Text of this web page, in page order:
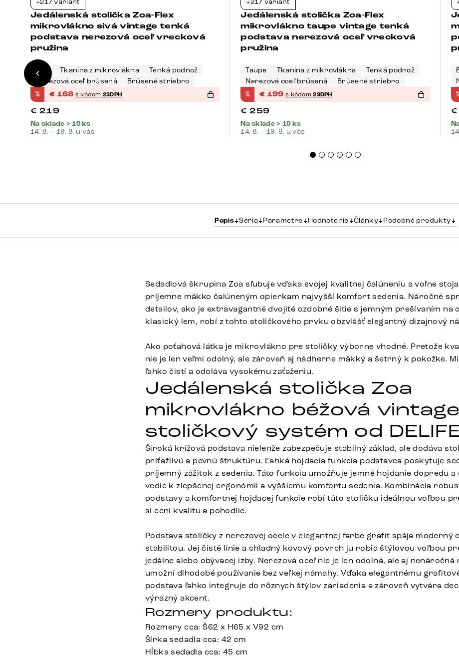
+217 variant
Jedálenská stolička Zoa-Flex
mikrovlákno sivá vintage tenká
podstava nerezová oceľ vrecková
pružina
Sivá Tkanina z mikrovlákna
Tenká podnož
Nerezová oceľ brúsená
Brúsené striebro
% € 168 s kódom 23DPH
€ 219
Na sklade > 10 ks
14. 8. – 19. 8. u vás
+217 variant
Jedálenská stolička Zoa-Flex
mikrovlákno taupe vintage tenká
podstava nerezová oceľ vrecková
pružina
Taupe Tkanina z mikrovlákna
Tenká podnož
Nerezová oceľ brúsená
Brúsené striebro
% € 199 s kódom23DPH
€ 259
Na sklade > 10 ks
14. 8. – 19. 8. u vás
€
Popis Séria Parametre Hodnotenie Články Podobné produkty
Sedadlová škrupina Zoa sľubuje vďaka svojej kvalitnej čalúneniu a voľne
príjemne mäkko čalúneným opierkam najvyšší komfort sedenia. Náročné
detailov, ako je extravagantné dvojité ozdobné šitie s jemným prešívaním na
klasický lem, robí z tohto stoličkového prvku obzvlášť elegantný dizajnový
Ako poťahová látka je mikrovlákno pre stoličky výborne vhodné. Pretože
nie je len veľmi odolný, ale zároveň aj nádherne mäkký a šetrný k pokožke.
ľahko čistí a odoláva vysokému zaťaženiu.
Jedálenská stolička Zoa
mikrovlákno béžová
stoličkový systém od
Široká krížová podstava nielenže zabezpečuje stabilný základ, ale dodáva
príťažlivú a pevnú štruktúru. Ľahká hojdacia funkcia podstavca poskytuje
príjemný zážitok z sedenia. Táto funkcia umožňuje jemné hojdanie dopredu a
vedie k zlepšenej ergonómii a vyššiemu komfortu sedenia. Kombinácia
podstavy a komfortnej hojdacej funkcie robí túto stoličku ideálnou voľbou
si cení kvalitu a pohodlie.
Podstava stoličky z nerezovej ocele v elegantnej farbe grafit spája moderný
stabilitou. Jej čisté línie a chladný kovový povrch ju robia štýlovou voľbou
jedálne alebo obývacej izby. Nerezová oceľ nie je len odolná, ale aj
umožní dlhodobé používanie bez veľkej námahy. Vďaka elegantnému
podstava ľahko integruje do rôznych štýlov zariadenia a zároveň vytvára
výrazný akcent.
Rozmery produktu:
Rozmery cca: Š62 x H65 x V92 cm
Šírka sedadla cca: 42 cm
Hĺbka sedadla cca: 45 cm